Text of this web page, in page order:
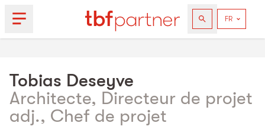
Tobias Deseyve
Architecte, Directeur de projet
adj., Chef de projet